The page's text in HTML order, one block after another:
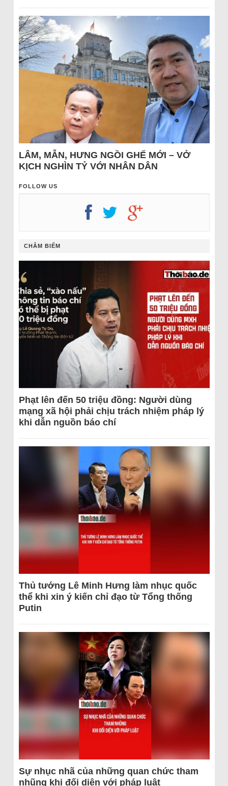
LÂM, MẪN, HƯNG NGỒI GHẾ MỚI – VỞ
KỊCH NGHÌN TỶ VỚI NHÂN DÂN
FOLLOW US
CHÂM BIẾM
Phạt lên đến 50 triệu đồng: Người dùng
mạng xã hội phải chịu trách nhiệm pháp lý
khi dẫn nguồn báo chí
Thủ tướng Lê Minh Hưng làm nhục quốc
thể khi xin ý kiến chỉ đạo từ Tổng thống
Putin
Sự nhục nhã của những quan chức tham
nhũng khi đối diện với pháp luật